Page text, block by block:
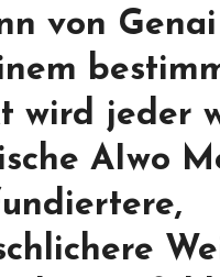
von
wird jeder
AIwo